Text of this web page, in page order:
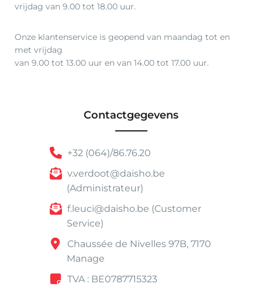
vrijdag van 9.00 tot 18.00 uur.
Onze klantenservice is geopend van maandag tot en
met vrijdag
van 9.00 tot 13.00 uur en van 14.00 tot 17.00 uur.
Contactgegevens
+32 (064)/86.76.20
v.verdoot@daisho.be
(Administrateur)
f.leuci@daisho.be (Customer
Service)
Chaussée de Nivelles 97B, 7170
Manage
TVA : BE0787715323